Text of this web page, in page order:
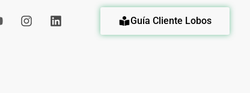
Guía Cliente Lobos